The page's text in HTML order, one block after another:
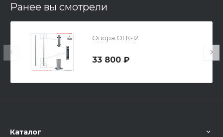
Ранее вы смотрели
Опора ОГК-12
33 800 ₽
Каталог